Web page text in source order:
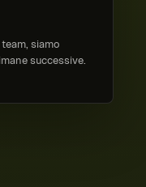
siamo
successive.